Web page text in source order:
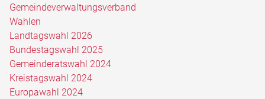
Gemeindeverwaltungsverband
Wahlen
Landtagswahl 2026
Bundestagswahl 2025
Gemeinderatswahl 2024
Kreistagswahl 2024
Europawahl 2024